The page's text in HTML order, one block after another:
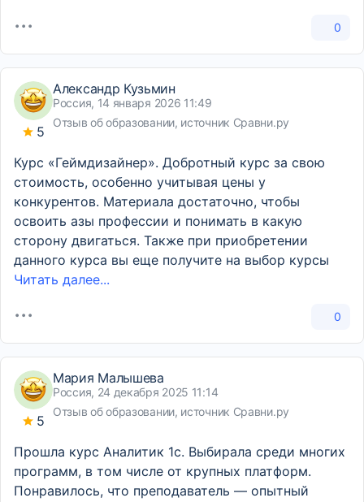
0
5
Александр Кузьмин
Россия, 14 января 2026 11:49
Отзыв об образовании, источник Сравни.ру
Курс «Геймдизайнер». Добротный курс за свою
стоимость, особенно учитывая цены у
конкурентов. Материала достаточно, чтобы
освоить азы профессии и понимать в какую
сторону двигаться. Также при приобретении
данного курса вы еще получите на выбор курсы
Читать далее...
0
5
Мария Малышева
Россия, 24 декабря 2025 11:14
Отзыв об образовании, источник Сравни.ру
Прошла курс Аналитик 1с. Выбирала среди многих
программ, в том числе от крупных платформ.
Понравилось, что преподаватель — опытный